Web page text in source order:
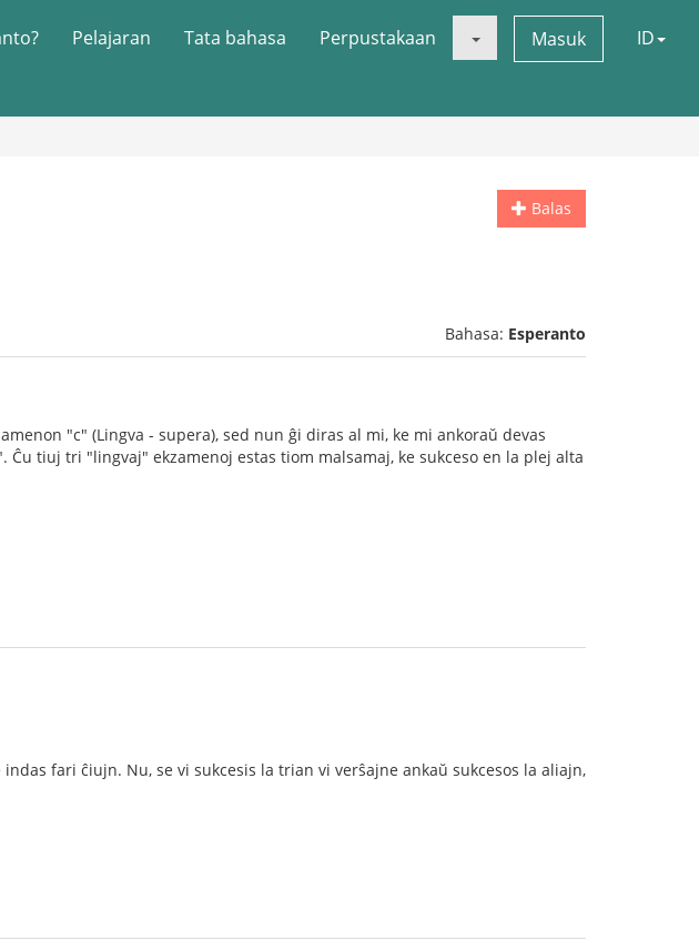
Pelajaran Tata bahasa Perpustakaan Masuk ID
Balas
Bahasa: Esperanto
"c" (Lingva - supera), sed nun ĝi diras al mi, ke mi ankoraŭ devas
tiuj tri "lingvaj" ekzamenoj estas tiom malsamaj, ke sukceso en la plej alta
fari ĉiujn. Nu, se vi sukcesis la trian vi verŝajne ankaŭ sukcesos la aliajn,